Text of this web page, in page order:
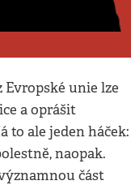
Evropské unie lze
a oprášit
to ale jeden háček:
naopak.
část